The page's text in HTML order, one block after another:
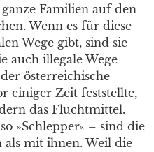
Familien auf den
Wenn es für diese
Wege gibt, sind sie
auch illegale Wege
österreichische
einiger Zeit feststellte,
das Fluchtmittel.
»Schlepper« – sind die
mit ihnen. Weil die